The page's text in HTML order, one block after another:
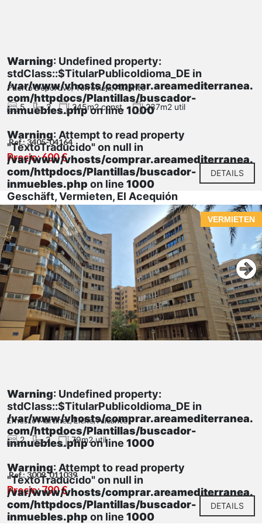
Warning: Undefined property:
stdClass::$TitularPublicoIdioma_DE in
/var/www/vhosts/comprar.areamediterranea.
com/httpdocs/Plantillas/buscador-
inmuebles.phpon line1000
Warning: Attempt to read property
"TextoTraducido" on null in
/var/www/vhosts/comprar.areamediterranea.
com/httpdocs/Plantillas/buscador-
inmuebles.php on line 1000
Geschäft, Vermieten, El Acequión
Puerto Deportivo, Torrevieja, Alicante
5
2 245m2 const. 237m2 util
Ref.: 3405-04164
Precio: 600 €
DETAILS
VERMIETEN
Warning: Undefined property:
stdClass::$TitularPublicoIdioma_DE in
/var/www/vhosts/comprar.areamediterranea.
com/httpdocs/Plantillas/buscador-
inmuebles.phpon line 1000
Warning: Attempt to read property
"TextoTraducido" on null in
/var/www/vhosts/comprar.areamediterranea.
com/httpdocs/Plantillas/buscador-
inmuebles.php on line 1000
Ernesto Martínez, Elche, Alicante
2
2 79m2 util
Ref.: 3009_011039
Precio: 790 €
DETAILS